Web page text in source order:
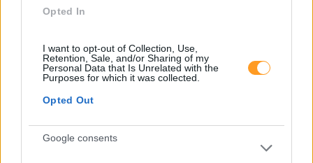
Opted In
I want to opt-out of Collection, Use,
Retention, Sale, and/or Sharing of my
Personal Data that Is Unrelated with the
Purposes for which it was collected.
Opted Out
Google consents
Artigo De Opinião
Atendimento E Relação Cliente
Comunicação
Cultura